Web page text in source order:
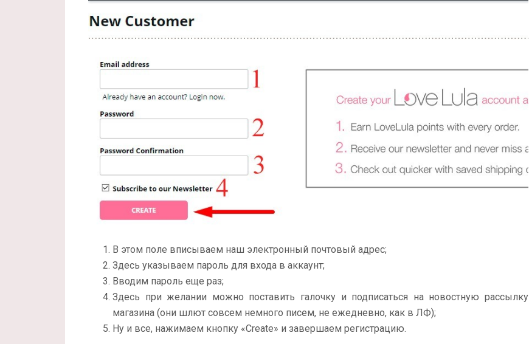
В этом поле вписываем наш электронный почтовый адрес;
Здесь указываем пароль для входа в аккаунт;
Вводим пароль еще раз;
Здесь при желании можно поставить галочку и подписаться на новостную рассылку
магазина (они шлют совсем немного писем, не ежедневно, как в ЛФ);
Ну и все, нажимаем кнопку «Create» и завершаем регистрацию.